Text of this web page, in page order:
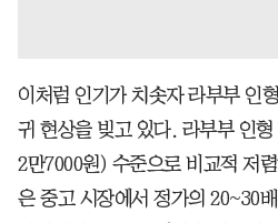
이처럼 인기가 치솟자 라부부 인
귀 현상을 빚고 있다. 라부부 인
2만7000원) 수준으로 비교적 저
은 중고 시장에서 정가의 20~30